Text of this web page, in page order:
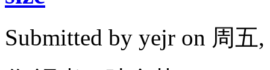
Submitted by yejr on 周五,